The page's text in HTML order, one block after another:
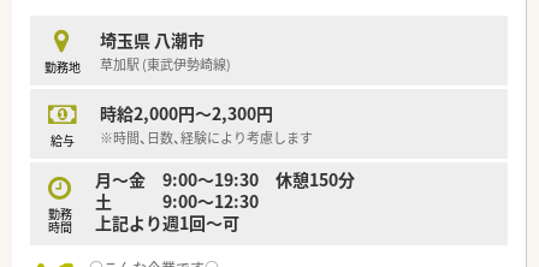
■本部薬剤師によるフォロー体制が整っており、有給休暇が取得
しやすい環境を実現しています。
■転居を伴う異動は原則としてないため、地域に根ざして腰を据
【職場環境と雰囲気】
体で協力し合う風土があります。
■新卒入社の若手から経験豊富なベテランまで、幅広い世代の薬
剤師が活躍している職場です。
勤務地
埼玉県 八潮市
草加駅 (東武伊勢崎線)
給与
時給2,000円～2,300円
※時間、日数、経験により考慮します
勤務
時間
月～金 9:00～19:30 休憩150分
土 9:00～12:30
上記より週1回～可